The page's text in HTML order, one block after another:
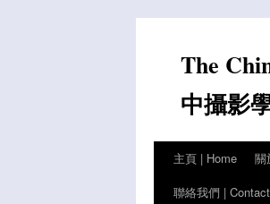
contentThe
中攝影
主頁 | Home 關
聯絡我們 |